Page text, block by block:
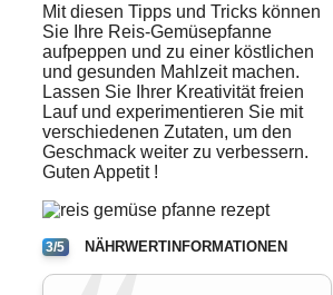
Mit diesen Tipps und Tricks können
Sie Ihre Reis-Gemüsepfanne
aufpeppen und zu einer köstlichen
und gesunden Mahlzeit machen.
Lassen Sie Ihrer Kreativitätfreien
Lauf und experimentieren Sie mit
verschiedenen Zutaten, um den
Geschmack weiter zu verbessern.
Guten Appetit !
3/5 NÄHRWERTINFORMATIONEN